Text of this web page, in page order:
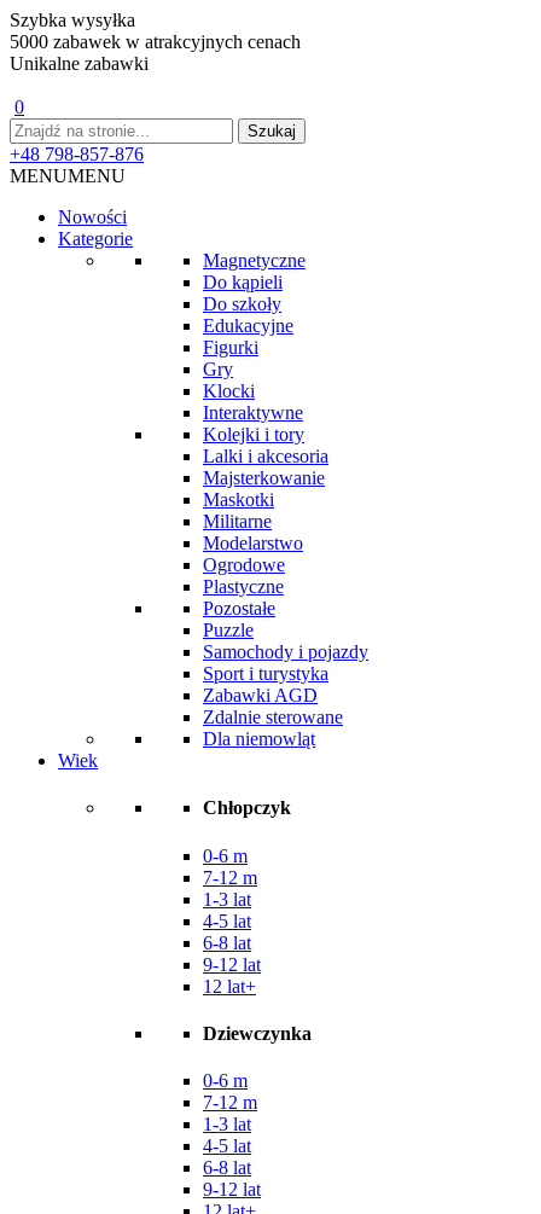
Szybka wysyłka
5000 zabawek w atrakcyjnych cenach
Unikalne zabawki
0
+48 798-857-876
MENUMENU
Nowości
Kategorie
Magnetyczne
Do kąpieli
Do szkoły
Edukacyjne
Figurki
Gry
Klocki
Interaktywne
Kolejki i tory
Lalki i akcesoria
Majsterkowanie
Maskotki
Militarne
Modelarstwo
Ogrodowe
Plastyczne
Pozostałe
Puzzle
Samochody i pojazdy
Sport i turystyka
Zabawki AGD
Zdalnie sterowane
Dla niemowląt
Wiek
Chłopczyk
0-6 m
7-12 m
1-3 lat
4-5 lat
6-8 lat
9-12 lat
12 lat+
Dziewczynka
0-6 m
7-12 m
1-3 lat
4-5 lat
6-8 lat
9-12 lat